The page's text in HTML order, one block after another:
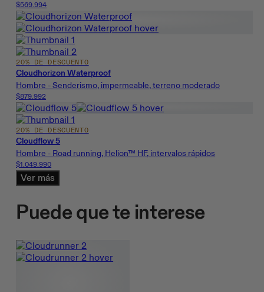
$569.994
20% DE DESCUENTO
Cloudhorizon Waterproof
Hombre - Senderismo, impermeable, terreno moderado
$879.992
20% DE DESCUENTO
Cloudflow 5
Hombre - Road running, Helion™ HF, intervalos rápidos
$1.049.990
Ver más
Puede que te interese